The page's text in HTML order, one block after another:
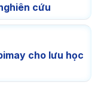
cứu
cho lưu học